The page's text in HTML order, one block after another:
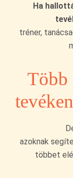
Ha
tréner,
Több
azoknak
többet